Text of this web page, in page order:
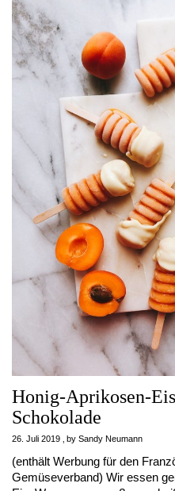
Honig-Aprikosen-
Schokolade
26. Juli 2019 by Sandy Neumann
(enthält Werbung für den
Gemüseverband) Wir essen